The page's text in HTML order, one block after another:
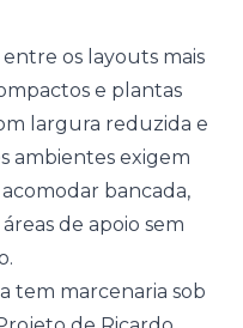
entre os layouts mais
e plantas
largura reduzida e
ambientes exigem
acomodar bancada,
de apoio sem